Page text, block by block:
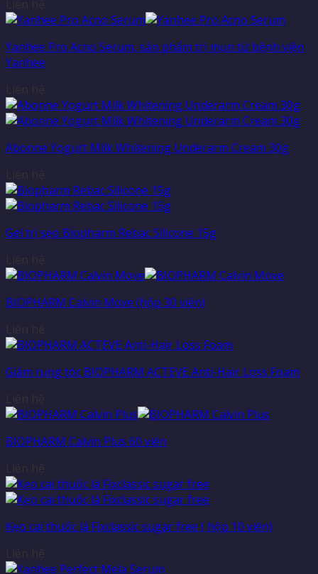
Yanhee Pro Acno Serum, sản phẩm trị mụn từ bệnh viện
Yanhee
Abonne Yogurt Milk Whitening Underarm Cream 30g
Gel trị sẹo Biopharm Rebac Silicone 15g
BIOPHARM Calvin Move (hộp 30 viên)
Giảm rụng tóc BIOPHARM ACTEVE Anti-Hair Loss Foam
BIOPHARM Calvin Plus 60 viên
Kẹo cai thuốc lá Fixclassic sugar free ( hộp 10 viên)